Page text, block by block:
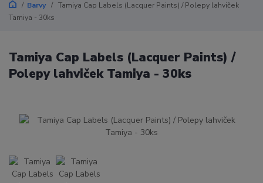
Barvy
Tamiya Cap Labels (Lacquer Paints) / Polepy lahviček
Tamiya - 30ks
Tamiya Cap Labels (Lacquer Paints) /
Polepy lahviček Tamiya - 30ks